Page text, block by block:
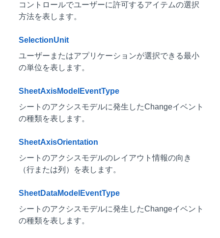
コントロールでユーザーに許可するアイテムの選択
方法を表します。
SelectionUnit
ユーザーまたはアプリケーションが選択できる最小
の単位を表します。
SheetAxisModelEventType
シートのアクシスモデルに発生したChangeイベント
の種類を表します。
SheetAxisOrientation
シートのアクシスモデルのレイアウト情報の向き
（行または列）を表します。
SheetDataModelEventType
シートのアクシスモデルに発生したChangeイベント
の種類を表します。